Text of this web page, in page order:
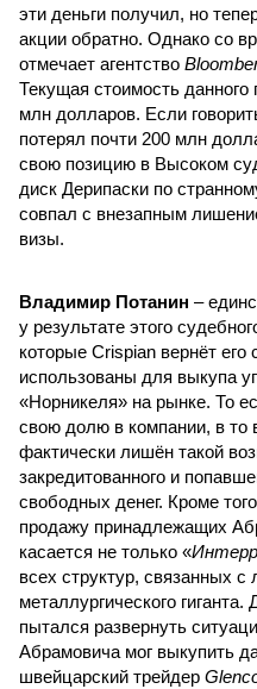
эти деньги получил, но
акции обратно. Однако со
отмечает агентство
Текущая стоимость данного
млн долларов. Если
потерял почти 200 млн
свою позицию в Высоком
диск Дерипаски по
совпал с внезапным
визы.
Владимир Потанин –
у результате этого
которые Crispian вернёт его
использованы для выкупа
«Норникеля» на рынке. То
свою долю в компании, в то
фактически лишён такой
закредитованного и
свободных денег. Кроме
продажу принадлежащих
касается не только «
всех структур, связанных
металлургического
пытался развернуть
Абрамовича мог выкупить
швейцарский трейдер